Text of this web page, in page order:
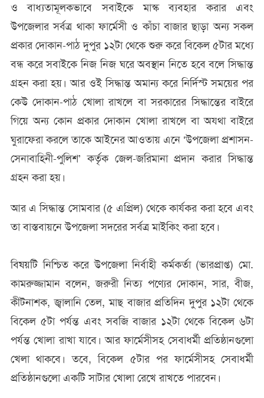
ও বাধ্যতামূলকভাবে সবাইকে মাস্ক ব্যবহার করার এবং
উপজেলার সর্বত্র থাকা ফার্মেসী ও কাঁচা বাজার ছাড়া অন্য সকল
প্রকার দোকান-পাঠ দুপুর ১২টা থেকে শুরু করে বিকেল ৫টার মধ্যে
বন্ধ করে সবাইকে নিজ নিজ ঘরে অবস্থান নিতে হবে বলে সিদ্ধান্ত
গ্রহন করা হয়। আর ওই সিদ্ধান্ত অমান্য করে নির্দিস্ট সময়ের পর
কেউ দোকান-পাঠ খোলা রাখলে বা সরকারের সিদ্ধান্তের বাইরে
গিয়ে অন্য কোন প্রকার দোকান খোলা রাখলে বা অযথা বাইরে
ঘুরাফেরা করলে তাকে আইনের আওতায় এনে ‘উপজেলা প্রশাসন-
সেনাবাহিনী-পুলিশ’ কর্তৃক জেল-জরিমানা প্রদান করার সিদ্ধান্ত
গ্রহন করা হয়।
আর এ সিদ্ধান্ত সোমবার (৫ এপ্রিল) থেকে কার্যকর করা হবে এবং
তা বাস্তবায়নে উপজেলা সদরের সর্বত্র মাইকিং করা হবে।
বিষয়টি নিশ্চিত করে উপজেলা নির্বাহী কর্মকর্তা (ভারপ্রাপ্ত) মো.
কামরুজ্জামান বলেন, জরুরী নিত্য পণ্যের দোকান, সার, বীজ,
কীটনাশক, জ্বালানি তেল, মাছ বাজার প্রতিদিন দুপুর ১২টা থেকে
বিকেল ৫টা পর্যন্ত এবং সবজি বাজার ১২টা থেকে বিকেল ৬টা
পর্যন্ত খোলা রাখা যাবে। আর ফার্মেসীসহ সেবাধর্মী প্রতিষ্ঠানগুলো
খেলা থাকবে। তবে, বিকেল ৫টার পর ফার্মেসীসহ সেবাধর্মী
প্রতিষ্ঠানগুলো একটি সাটার খোলা রেখে রাখতে পারবেন।